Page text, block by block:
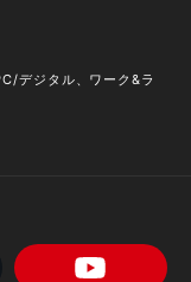
デジタル、ワーク&ラ